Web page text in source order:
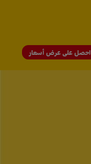
احصل على عرض أسعار